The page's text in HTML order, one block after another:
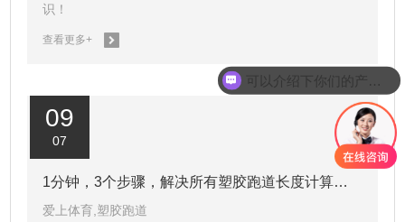
识！
查看更多+
09
07
1分钟，3个步骤，解决所有塑胶跑道长度计算问
题
爱上体育,塑胶跑道